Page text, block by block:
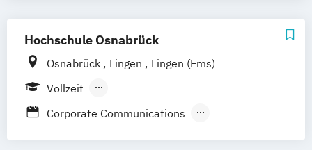
Hochschule Osnabrück
Osnabrück Lingen
Lingen (Ems)
Vollzeit
Berufsbegleitendes Präsenzstudium
Corporate Communications